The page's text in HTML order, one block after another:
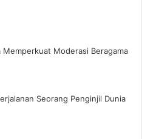
Memperkuat Moderasi Beragama
Seorang Penginjil Dunia